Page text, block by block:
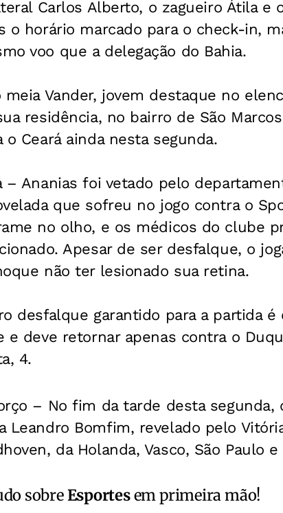
Carlos Alberto, o zagueiro Átila e
o horário marcado para o check-in,
voo que a delegação do Bahia.
meia Vander, jovem destaque no
residência, no bairro de São
o Ceará ainda nesta segunda.
– Ananias foi vetado pelo
que sofreu no jogo contra o
no olho, e os médicos do clube
Apesar de ser desfalque, o
não ter lesionado sua retina.
desfalque garantido para a partida
e deve retornar apenas contra o
4.
– No fim da tarde desta segunda,
Leandro Bomfim, revelado pelo
da Holanda, Vasco, São Paulo
sobreEsportesem primeira mão!